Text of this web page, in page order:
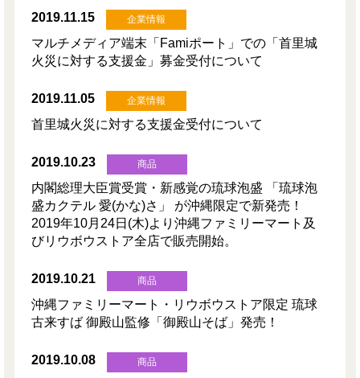
2019.11.15 企業情報
マルチメディア端末「Famiポート」での「首里城
火災に対する支援金」募金受付について
2019.11.05 企業情報
首里城火災に対する支援金受付について
2019.10.23 商品
内閣総理大臣賞受賞・新感覚の琉球泡盛 「琉球泡
盛カクテル 愛(かな)さ」 が沖縄限定で新発売！
2019年10月24日(木)より沖縄ファミリーマート及
びリウボウストア全店で販売開始。
2019.10.21 商品
沖縄ファミリーマート・リウボウストア限定 琉球
古来すば 御殿山監修「御殿山そば」発売！
2019.10.08 商品